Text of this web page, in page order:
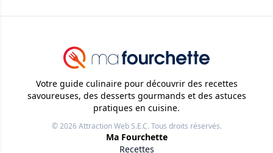
Votre guide culinaire pour découvrir des recettes
savoureuses, des desserts gourmands et des astuces
pratiques en cuisine.
© 2026Attraction Web S.E.C.Tous droits réservés.
Ma Fourchette
Recettes